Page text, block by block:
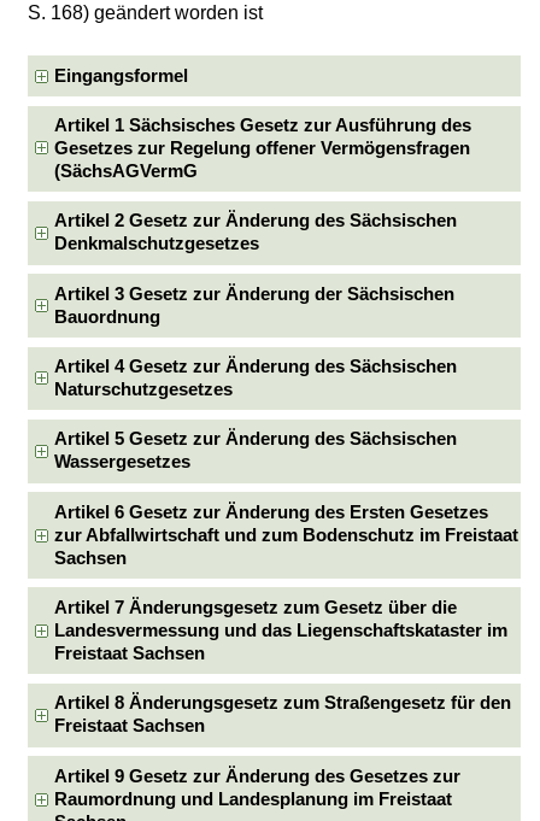
S. 168) geändert worden ist
Eingangsformel
Artikel 1 Sächsisches Gesetz zur Ausführung des
Gesetzes zur Regelung offener Vermögensfragen
(SächsAGVermG
Artikel 2 Gesetz zur Änderung des Sächsischen
Denkmalschutzgesetzes
Artikel 3 Gesetz zur Änderung der Sächsischen
Bauordnung
Artikel 4 Gesetz zur Änderung des Sächsischen
Naturschutzgesetzes
Artikel 5 Gesetz zur Änderung des Sächsischen
Wassergesetzes
Artikel 6 Gesetz zur Änderung des Ersten Gesetzes
zur Abfallwirtschaft und zum Bodenschutz im Freistaat
Sachsen
Artikel 7 Änderungsgesetz zum Gesetz über die
Landesvermessung und das Liegenschaftskataster im
Freistaat Sachsen
Artikel 8 Änderungsgesetz zum Straßengesetz für den
Freistaat Sachsen
Artikel 9 Gesetz zur Änderung des Gesetzes zur
Raumordnung und Landesplanung im Freistaat